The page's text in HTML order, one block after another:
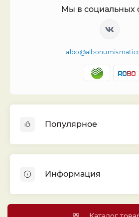
Мы в социальных
Популярное
Монеты
Банкноты
Листы для монет
Информация